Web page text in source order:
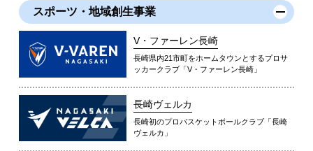
スポーツ・地域創生事業
V・ファーレン長崎
長崎県内21市町をホームタウンとするプロサ
ッカークラブ「V・ファーレン長崎」
長崎ヴェルカ
長崎初のプロバスケットボールクラブ「長崎
ヴェルカ」